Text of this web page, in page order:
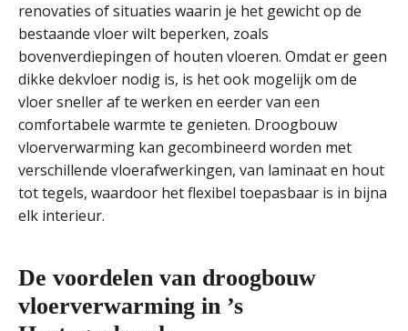
renovaties of situaties waarin je het gewicht op de
bestaande vloer wilt beperken, zoals
bovenverdiepingen of houten vloeren. Omdat er geen
dikke dekvloer nodig is, is het ook mogelijk om de
vloer sneller af te werken en eerder van een
comfortabele warmte te genieten. Droogbouw
vloerverwarming kan gecombineerd worden met
verschillende vloerafwerkingen, van laminaat en hout
tot tegels, waardoor het flexibel toepasbaar is in bijna
elk interieur.
De voordelen van droogbouw
vloerverwarming in ’s